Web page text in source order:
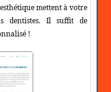
mettent à votre
dentistes. Il suffit de
!